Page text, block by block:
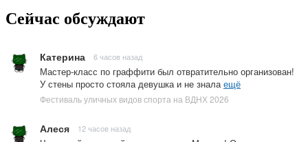
Сейчас обсуждают
Катерина 6 часов назад
Мастер-класс по граффити был отвратительно организован!
У стены просто стояла девушка и не знала ещё
Фестиваль уличных видов спорта на ВДНХ 2026
Алеся 12 часов назад